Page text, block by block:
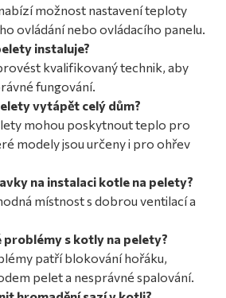
možnost nastavení teploty
ovládání nebo ovládacího panelu.
instaluje?
kvalifikovaný technik, aby
fungování.
vytápět celý dům?
mohou poskytnout teplo pro
modely jsou určeny i pro ohřev
na instalaci kotle na pelety?
místnost s dobrou ventilací a
problémy s kotly na pelety?
patří blokování hořáku,
pelet a nesprávné spalování.